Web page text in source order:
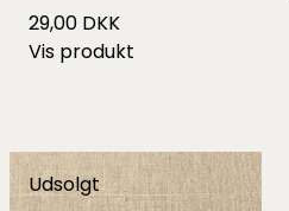
29,00 DKK
Vis produkt
Udsolgt